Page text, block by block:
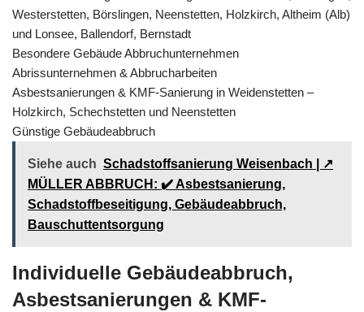
Westerstetten, Börslingen, Neenstetten, Holzkirch, Altheim (Alb)
und Lonsee, Ballendorf, Bernstadt
Besondere Gebäude Abbruchunternehmen
Abrissunternehmen & Abbrucharbeiten
Asbestsanierungen & KMF-Sanierung in Weidenstetten –
Holzkirch, Schechstetten und Neenstetten
Günstige Gebäudeabbruch
Siehe auch Schadstoffsanierung Weisenbach | ↗️
MÜLLER ABBRUCH: ✔️ Asbestsanierung,
Schadstoffbeseitigung, Gebäudeabbruch,
Bauschuttentsorgung
Individuelle Gebäudeabbruch,
Asbestsanierungen & KMF-